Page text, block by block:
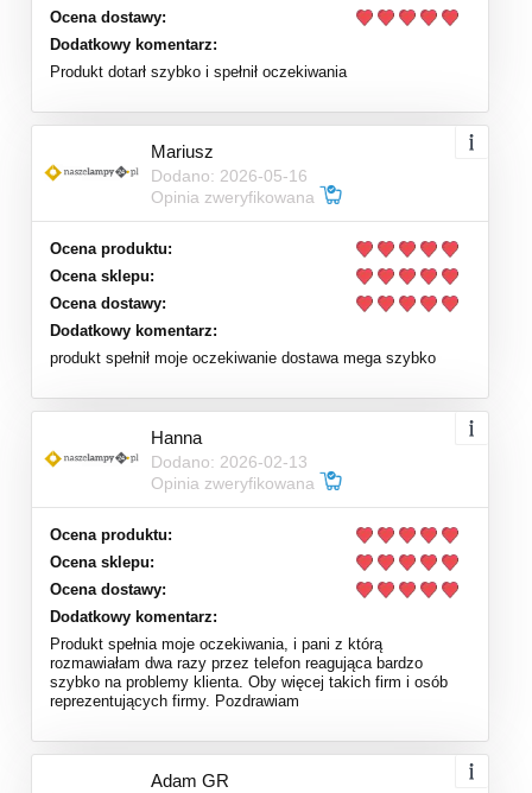
Ocena dostawy:
Dodatkowy komentarz:
Produkt dotarł szybko i spełnił oczekiwania
Mariusz
Dodano: 2026-05-16
Opinia zweryfikowana
Ocena produktu:
Ocena sklepu:
Ocena dostawy:
Dodatkowy komentarz:
produkt spełnił moje oczekiwanie dostawa mega szybko
Hanna
Dodano: 2026-02-13
Opinia zweryfikowana
Ocena produktu:
Ocena sklepu:
Ocena dostawy:
Dodatkowy komentarz:
Produkt spełnia moje oczekiwania, i pani z którą
rozmawiałam dwa razy przez telefon reagująca bardzo
szybko na problemy klienta. Oby więcej takich firm i osób
reprezentujących firmy. Pozdrawiam
Adam GR